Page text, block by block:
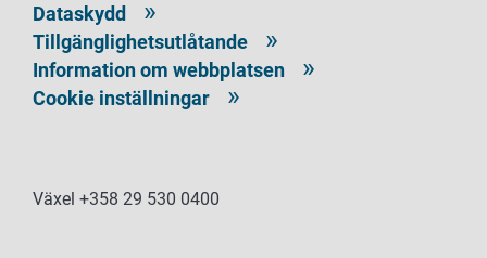
Dataskydd
Tillgänglighetsutlåtande
Information om webbplatsen
Cookie inställningar
Växel +358 29 530 0400